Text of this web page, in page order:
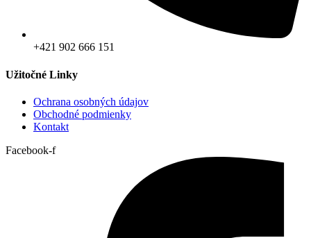
+421 902 666 151
Užitočné Linky
Ochrana osobných údajov
Obchodné podmienky
Kontakt
Facebook-f